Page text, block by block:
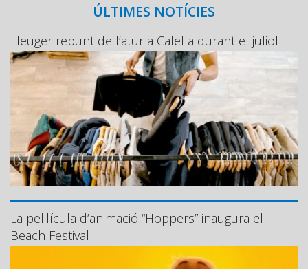
ÚLTIMES NOTÍCIES
Lleuger repunt de l’atur a Calella durant el juliol
La pel·lícula d’animació “Hoppers” inaugura el
Beach Festival